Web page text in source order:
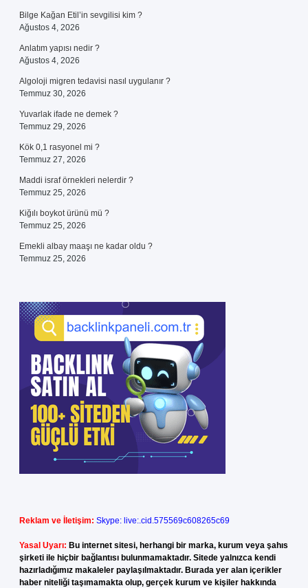
Bilge Kağan Etil’in sevgilisi kim ?
Ağustos 4, 2026
Anlatım yapısı nedir ?
Ağustos 4, 2026
Algoloji migren tedavisi nasıl uygulanır ?
Temmuz 30, 2026
Yuvarlak ifade ne demek ?
Temmuz 29, 2026
Kök 0,1 rasyonel mi ?
Temmuz 27, 2026
Maddi israf örnekleri nelerdir ?
Temmuz 25, 2026
Kiğılı boykot ürünü mü ?
Temmuz 25, 2026
Emekli albay maaşı ne kadar oldu ?
Temmuz 25, 2026
Reklam ve İletişim: Skype: live:.cid.575569c608265c69
Yasal Uyarı: Bu internet sitesi, herhangi bir marka, kurum veya şahıs
şirketi ile hiçbir bağlantısı bulunmamaktadır. Sitede yalnızca kendi
hazırladığımız makaleler paylaşılmaktadır. Burada yer alan içerikler
haber niteliği taşımamakta olup, gerçek kurum ve kişiler hakkında